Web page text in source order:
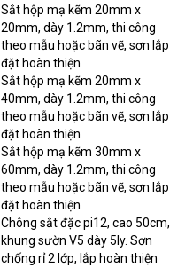
Sắt hộp mạ kẽm 20mm x
20mm, dày 1.2mm, thi công
theo mẫu hoặc bãn vẽ, sơn lắp
đặt hoàn thiện
Sắt hộp mạ kẽm 20mm x
40mm, dày 1.2mm, thi công
theo mẫu hoặc bãn vẽ, sơn lắp
đặt hoàn thiện
Sắt hộp mạ kẽm 30mm x
60mm, dày 1.2mm, thi công
theo mẫu hoặc bãn vẽ, sơn lắp
đặt hoàn thiện
Chông sắt đặc pi12, cao 50cm,
khung sườn V5 dày 5ly. Sơn
chống rỉ 2 lớp, lắp hoàn thiện